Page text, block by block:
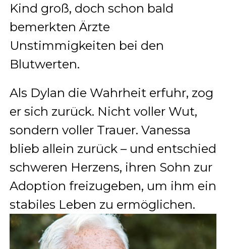
Kind groß, doch schon bald
bemerkten Ärzte
Unstimmigkeiten bei den
Blutwerten.
Als Dylan die Wahrheit erfuhr, zog
er sich zurück. Nicht voller Wut,
sondern voller Trauer. Vanessa
blieb allein zurück – und entschied
schweren Herzens, ihren Sohn zur
Adoption freizugeben, um ihm ein
stabiles Leben zu ermöglichen.